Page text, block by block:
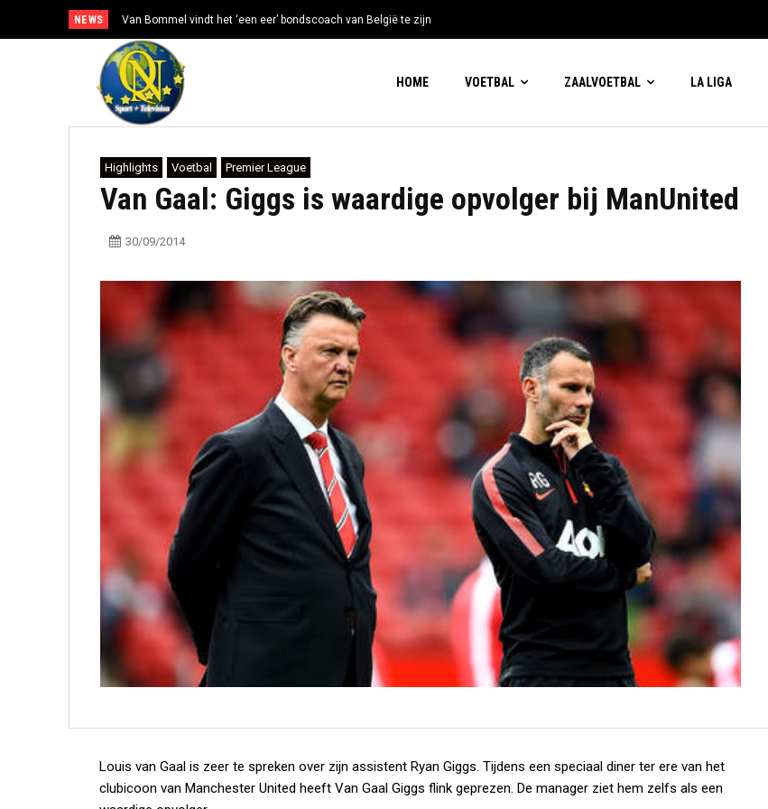
NEWS Van Bommel vindt het ‘een eer’ bondscoach van België te zijn
HOME VOETBAL ZAALVOETBAL LA LIGA
Highlights Voetbal Premier League
Van Gaal: Giggs is waardige opvolger bij ManUnited
30/09/2014
Louis van Gaal is zeer te spreken over zijn assistent Ryan Giggs. Tijdens een speciaal diner ter ere van het
clubicoon van Manchester United heeft Van Gaal Giggs flink geprezen. De manager ziet hem zelfs als een